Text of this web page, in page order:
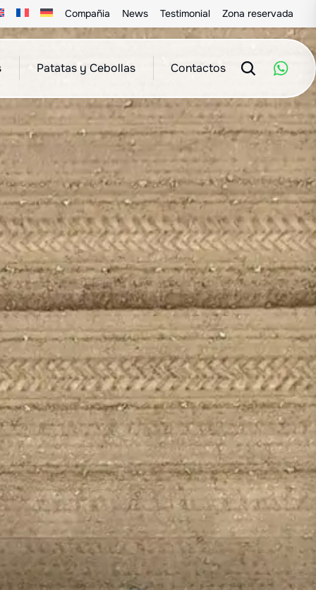
Compañia News Testimonial Zona reservada
Patatas y Cebollas Contactos